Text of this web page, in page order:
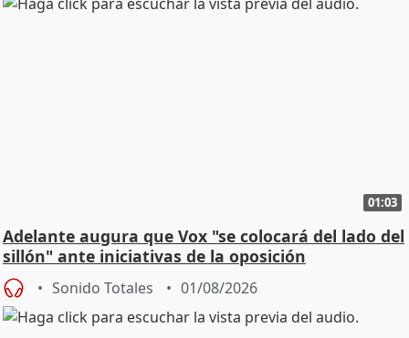
01:03
Adelante augura que Vox "se colocará del lado del
sillón" ante iniciativas de la oposición
Sonido Totales 01/08/2026